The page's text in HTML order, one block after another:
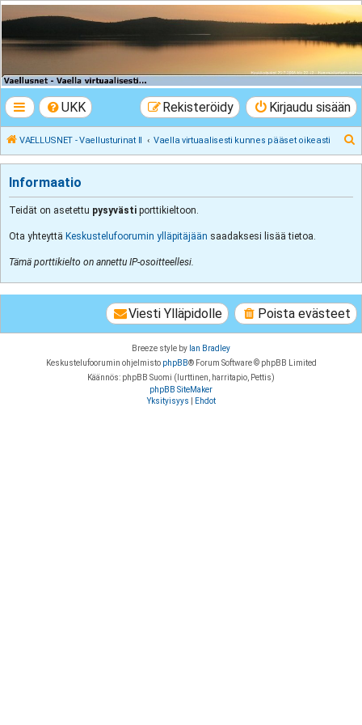
VAELLUSNET -
Vaellusturinat II
UKK Kirjaudu sisään
Rekisteröidy
VAELLUSNET - Vaellusturinat II Vaella virtuaalisesti kunnes pääset oikeasti
Informaatio
Teidät on asetettu pysyvästi porttikieltoon.
Ota yhteyttä Keskustelufoorumin ylläpitäjään saadaksesi lisää tietoa.
Tämä porttikielto on annettu IP-osoitteellesi.
Poista evästeet
Viesti Ylläpidolle
Breeze style by Ian Bradley
Keskustelufoorumin ohjelmisto phpBB® Forum Software © phpBB Limited
Käännös: phpBB Suomi (lurttinen, harritapio, Pettis)
phpBB SiteMaker
Yksityisyys
Ehdot